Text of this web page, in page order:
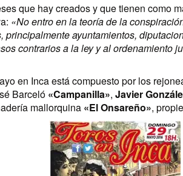
que hay creados y que tienen como
«No entro en la teoría de la
principalmente ayuntamientos,
contrarios a la ley y al ordenamiento
en Inca está compuesto por los
Barceló«Campanilla», Javier
mallorquina «El Onsareño»,